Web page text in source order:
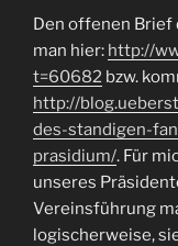
Den offenen Brief
man hier: http://
t=60682 bzw.
http://
des-standigen-
prasidium/. Für
unseres
Vereinsführung
logischerweise,